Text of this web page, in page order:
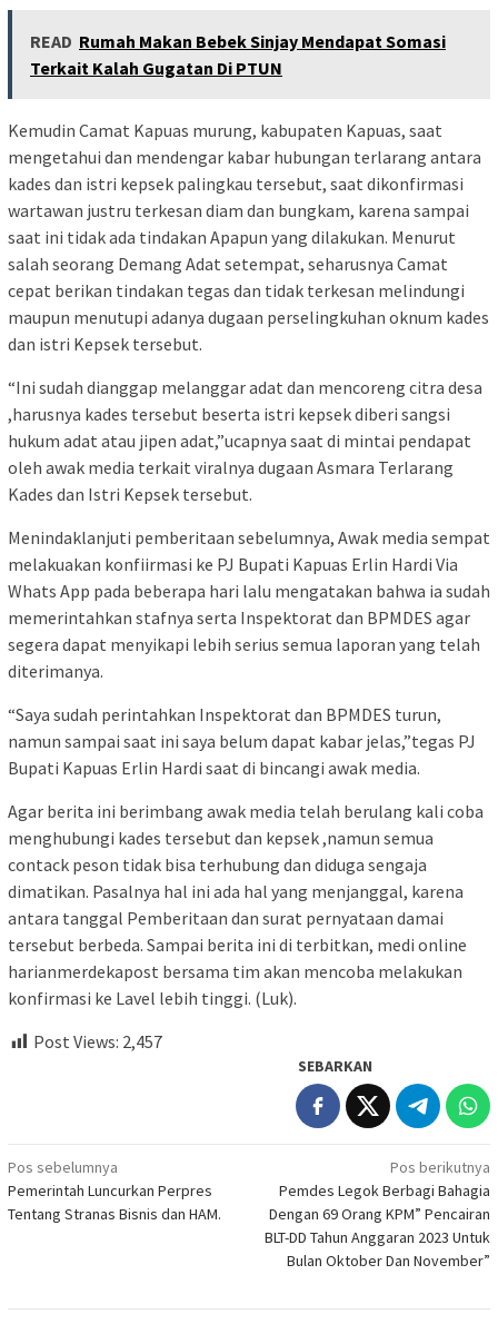
READ Rumah Makan Bebek Sinjay Mendapat Somasi
Terkait Kalah Gugatan Di PTUN
Kemudin Camat Kapuas murung, kabupaten Kapuas, saat
mengetahui dan mendengar kabar hubungan terlarang antara
kades dan istri kepsek palingkau tersebut, saat dikonfirmasi
wartawan justru terkesan diam dan bungkam, karena sampai
saat ini tidak ada tindakan Apapun yang dilakukan. Menurut
salah seorang Demang Adat setempat, seharusnya Camat
cepat berikan tindakan tegas dan tidak terkesan melindungi
maupun menutupi adanya dugaan perselingkuhan oknum kades
dan istri Kepsek tersebut.
“Ini sudah dianggap melanggar adat dan mencoreng citra desa
,harusnya kades tersebut beserta istri kepsek diberi sangsi
hukum adat atau jipen adat,”ucapnya saat di mintai pendapat
oleh awak media terkait viralnya dugaan Asmara Terlarang
Kades dan Istri Kepsek tersebut.
Menindaklanjuti pemberitaan sebelumnya, Awak media sempat
melakuakan konfiirmasi ke PJ Bupati Kapuas Erlin Hardi Via
Whats App pada beberapa hari lalu mengatakan bahwa ia sudah
memerintahkan stafnya serta Inspektorat dan BPMDES agar
segera dapat menyikapi lebih serius semua laporan yang telah
diterimanya.
“Saya sudah perintahkan Inspektorat dan BPMDES turun,
namun sampai saat ini saya belum dapat kabar jelas,”tegas PJ
Bupati Kapuas Erlin Hardi saat di bincangi awak media.
Agar berita ini berimbang awak media telah berulang kali coba
menghubungi kades tersebut dan kepsek ,namun semua
contack peson tidak bisa terhubung dan diduga sengaja
dimatikan. Pasalnya hal ini ada hal yang menjanggal, karena
antara tanggal Pemberitaan dan surat pernyataan damai
tersebut berbeda. Sampai berita ini di terbitkan, medi online
harianmerdekapost bersama tim akan mencoba melakukan
konfirmasi ke Lavel lebih tinggi. (Luk).
Post Views: 2,457
SEBARKAN
Navigasi
pos
Pos sebelumnya
Pemerintah Luncurkan Perpres
Tentang Stranas Bisnis dan HAM.
Pos berikutnya
Pemdes Legok Berbagi Bahagia
Dengan 69 Orang KPM” Pencairan
BLT-DD Tahun Anggaran 2023 Untuk
Bulan Oktober Dan November”